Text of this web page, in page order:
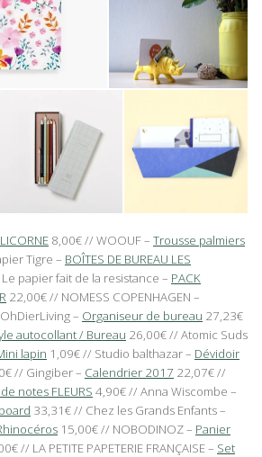
8,00€ // WOOUF – Trousse palmiers
Tigre – BOÎTES DE BUREAU LES
papier fait de la resistance – PACK
22,00€ // NOMESS COPENHAGEN –
– Organiseur de bureau 27,23€
autocollant / Bureau 26,00€ // Atomic Suds
lapin 1,09€ // Studio balthazar – Dévidoir
// Gingiber – Calendrier 2017 22,07€ //
notes FLEURS 4,90€ // Anna Wiscombe –
33,31€ // Chez les Grands Enfants –
15,00€ // NOBODINOZ – Panier
// LA PETITE PAPETERIE FRANÇAISE – Set